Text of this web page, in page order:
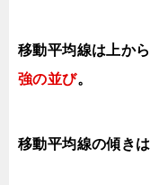
移動平均線は上から
強の並び。
移動平均線の傾きは